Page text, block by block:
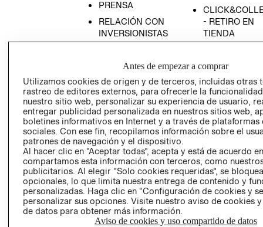
PRENSA
RELACIÓN CON
INVERSIONISTAS
EMPRESARIAL
- RETIRO EN
TIENDA
AVISO DE
PRIVACIDAD
GIFT CARD
AVISO DE
COOKIES
Uruguay ($U)
Antes de empezar a comprar
Utilizamos cookies de origen y de terceros, incluidas otras
rastreo de editores externos, para ofrecerle la
nuestro sitio web, personalizar su experiencia de usuario,
entregar publicidad personalizada en nuestros sitios web,
boletines informativos en Internet y a través de plataformas
sociales. Con ese fin, recopilamos información sobre el
patrones de navegación y el dispositivo.
Al hacer clic en “Aceptar todas”, acepta y está de acuerdo
compartamos esta información con terceros, como
publicitarios. Al elegir “Solo cookies requeridas”, se
opcionales, lo que limita nuestra entrega de contenido y
personalizadas. Haga clic en “Configuración de cookies y
personalizar sus opciones. Visite nuestro aviso de cookies
de datos para obtener más información.
Aviso de cookies y uso compartido de datos